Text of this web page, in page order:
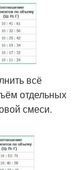
всё
отдельных
смеси.